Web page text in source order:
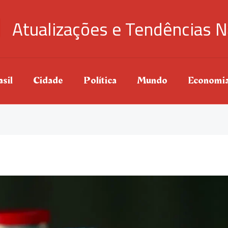
Atualizações e Tendências
Cidade Política Mundo